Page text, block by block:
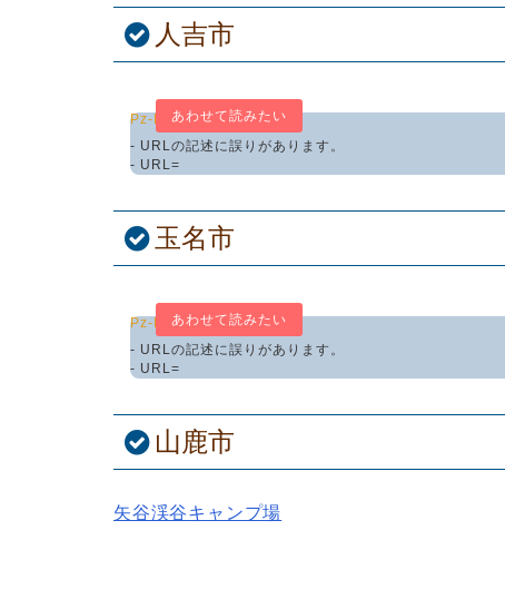
人吉市
Pz-LinkCard
- URLの記述に誤りがあります。
- URL=
玉名市
Pz-LinkCard
- URLの記述に誤りがあります。
- URL=
山鹿市
矢谷渓谷キャンプ場